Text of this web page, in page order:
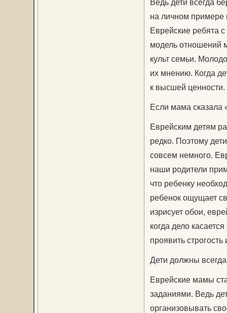
Ведь дети всегда
на личном примере
Еврейские ребята
модель отношений
культ семьи.
их мнению. Когда
к высшей ценности.
Если мама сказала
Еврейским детям
редко. Поэтому
совсем немного.
наши родители
что ребенку
ребенок ощущает
изрисует обои,
когда дело
проявить
Дети должны
Еврейские мамы
заданиями. Ведь
организовывать